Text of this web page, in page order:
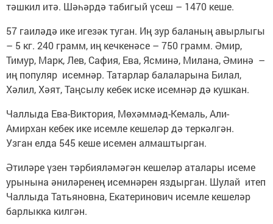
тәшкил итә. Шәһәрдә табигый үсеш – 1470 кеше.
57 гаиләдә ике игезәк туган. Иң зур баланың авырлыгы
– 5 кг. 240 грамм, иң кечкенәсе – 750 грамм. Әмир,
Тимур, Марк, Лев, Сафия, Ева, Ясминә, Милана, Әминә –
иң популяр исемнәр. Татарлар балаларына Билал,
Хәлил, Хәят, Таңсылу кебек иске исемнәр дә кушкан.
Чаллыда Ева-Виктория, Мөхәммәд-Кемаль, Али-
Амирхан кебек ике исемле кешеләр дә теркәлгән.
Узган елда 545 кеше исемен алмаштырган.
Әтиләре үзен тәрбияләмәгән кешеләр аталары исеме
урынына әниләренең исемнәрен яздырган. Шулай итеп
Чаллыда Татьяновна, Екатеринович исемле кешеләр
барлыкка килгән.